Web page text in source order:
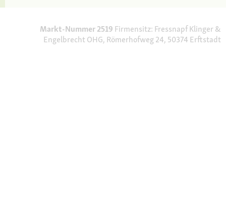
Markt-Nummer 2519 Firmensitz: Fressnapf Klinger &
Engelbrecht OHG, Römerhofweg 24, 50374 Erftstadt